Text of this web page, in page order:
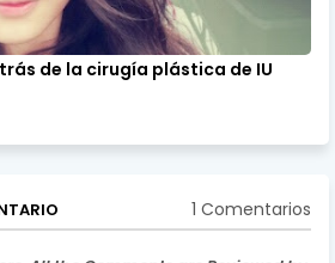
de la cirugía plástica de IU
1 Comentarios